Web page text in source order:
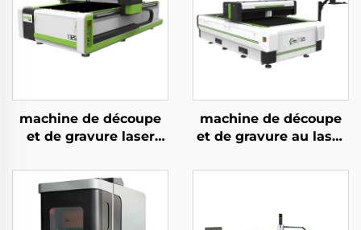
machine de découpe
et de gravure laser
et verte pour
acrylique, bois et MDF,
150 W, 300 W
machine de découpe
et de gravure au laser
magnétique 1325,